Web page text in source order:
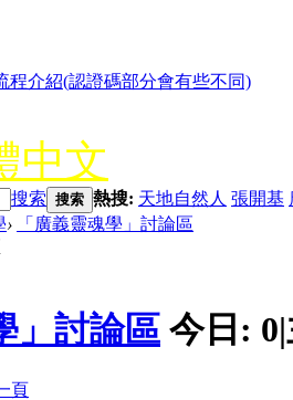
程介紹(認證碼部分會有些不同)
中文
搜索 搜索 熱搜: 天地自然人 張開基
› 「廣義靈魂學」討論區
」討論區 今日: 0|
頁